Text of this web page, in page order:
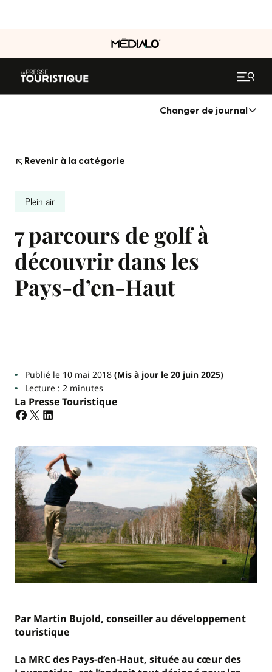
Changer de journal
Revenir à la catégorie
Plein air
7 parcours de golf à
découvrir dans les
Pays-d’en-Haut
Publié le 10 mai 2018(Mis à jour le 20 juin 2025)
Lecture : 2 minutes
La Presse Touristique
Par Martin Bujold, conseiller au développement
touristique
La MRC des Pays-d’en-Haut, située au cœur des